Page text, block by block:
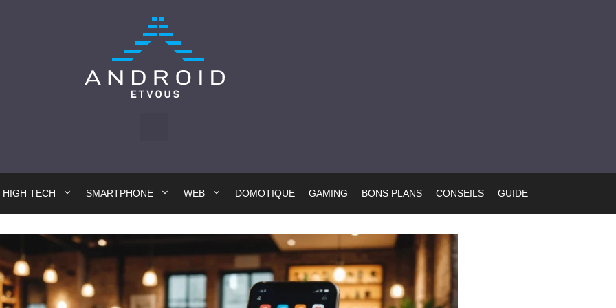
HIGH TECH SMARTPHONE WEB DOMOTIQUE GAMING BONS PLANS CONSEILS GUIDE